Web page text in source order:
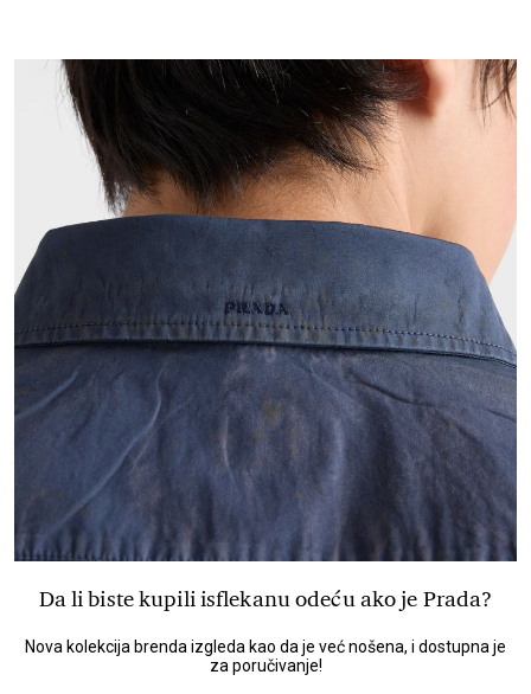
Da li biste kupili isflekanu odeću ako je Prada?
Nova kolekcija brenda izgleda kao da je već nošena, i dostupna je
za poručivanje!